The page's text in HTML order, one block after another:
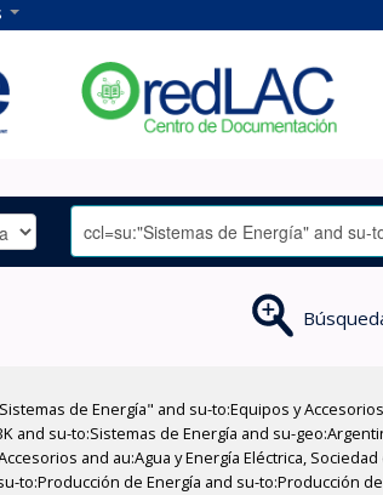
de Energía" and su-to:Equipos y
and su-to:Sistemas de Energía and su-
and au:Agua y Energía Eléctrica,
to:Producción de Energía and su-to:Producción